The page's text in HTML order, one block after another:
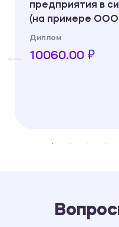
предприятия в
(на примере ООО
Диплом
10060.00 ₽